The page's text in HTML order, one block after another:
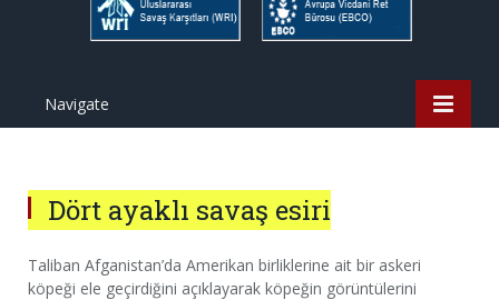
Navigate
Dört ayaklı savaş esiri
Taliban Afganistan’da Amerikan birliklerine ait bir askeri
köpeği ele geçirdiğini açıklayarak köpeğin görüntülerini